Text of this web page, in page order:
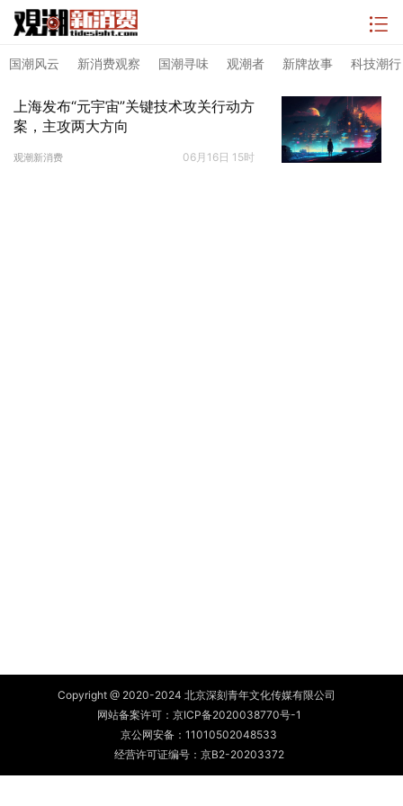
国潮风云 新消费观察 国潮寻味 观潮者 新牌故事 科技潮行
上海发布“元宇宙”关键技术攻关行动方
案，主攻两大方向
观潮新消费 06月16日 15时
Copyright @ 2020-2024 北京深刻青年文化传媒有限公司
网站备案许可： 京ICP备2020038770号-1
京公网安备： 11010502048533
经营许可证编号：京B2-20203372